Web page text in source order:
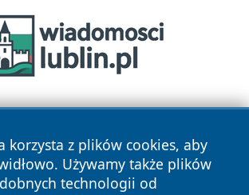
korzysta z plików cookies, aby
Używamy także plików
technologii od